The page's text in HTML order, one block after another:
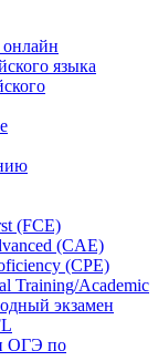
онлайн
языка
(FCE)
(CAE)
(CPE)
Training/Academic
экзамен
ОГЭ по